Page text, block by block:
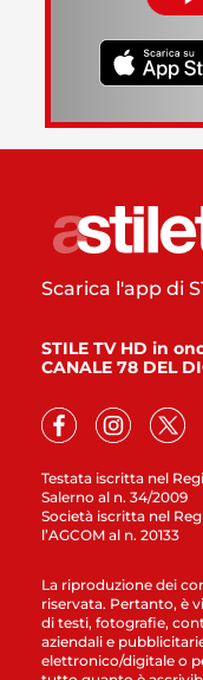
Testata iscritta nel
Salerno al n. 34/2009
Società iscritta nel
l’AGCOM al n. 20133
Scarica l'app di
STILE TV HD in
CANALE 78 DEL
La riproduzione dei
riservata. Pertanto, è
di testi, fotografie,
aziendali e
elettronico/digitale o